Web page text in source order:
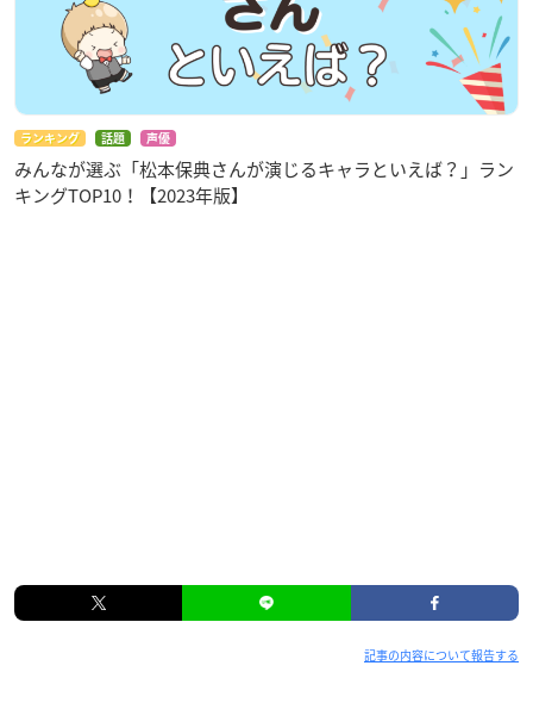
ランキング 話題 声優
みんなが選ぶ「松本保典さんが演じるキャラといえば？」ラン
キングTOP10！【2023年版】
記事の内容について報告する